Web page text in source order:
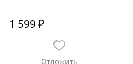
1 599 ₽